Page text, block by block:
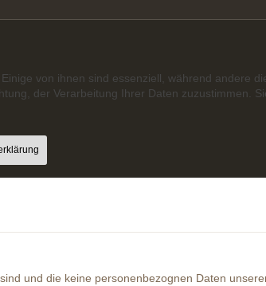
von ihnen sind essenziell, während andere
der Verarbeitung Ihrer Daten zuzustimmen.
und die keine personenbezognen Daten